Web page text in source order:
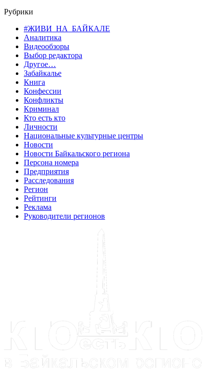
Рубрики
#ЖИВИ_НА_БАЙКАЛЕ
Аналитика
Видеообзоры
Выбор редактора
Другое…
Забайкалье
Книга
Конфессии
Конфликты
Криминал
Кто есть кто
Личности
Национальные культурные центры
Новости
Новости Байкальского региона
Персона номера
Предприятия
Расследования
Регион
Рейтинги
Реклама
Руководители регионов